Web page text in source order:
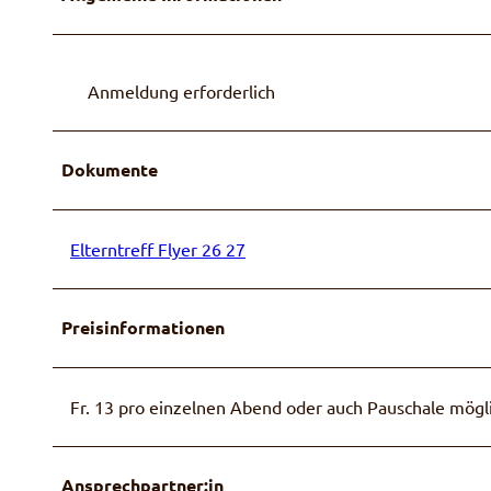
Anmeldung erforderlich
Dokumente
Elterntreff Flyer 26 27
Preisinformationen
Fr. 13 pro einzelnen Abend oder auch Pauschale
Ansprechpartner:in